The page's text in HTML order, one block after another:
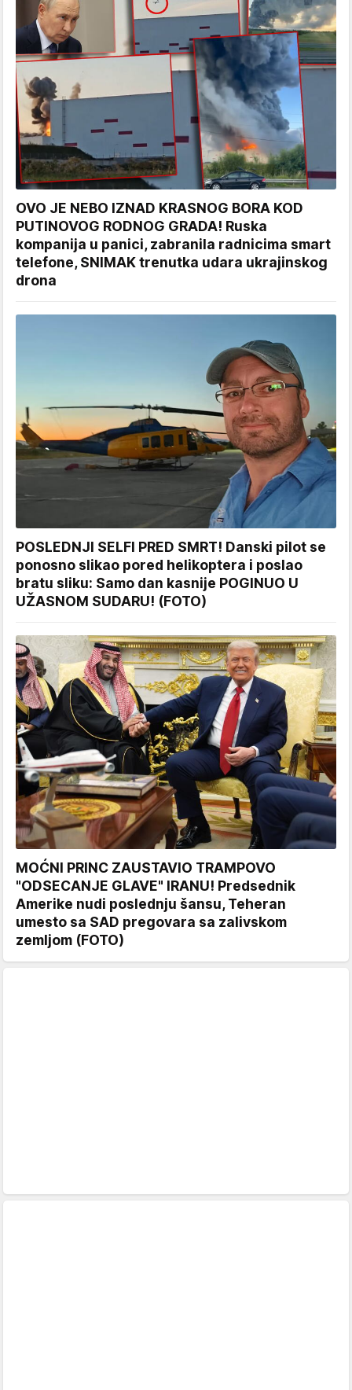
OVO JE NEBO IZNAD KRASNOG BORA KOD
PUTINOVOG RODNOG GRADA! Ruska
kompanija u panici, zabranila radnicima smart
telefone, SNIMAK trenutka udara ukrajinskog
drona
POSLEDNJI SELFI PRED SMRT! Danski pilot se
ponosno slikao pored helikoptera i poslao
bratu sliku: Samo dan kasnije POGINUO U
UŽASNOM SUDARU! (FOTO)
MOĆNI PRINC ZAUSTAVIO TRAMPOVO
"ODSECANJE GLAVE" IRANU! Predsednik
Amerike nudi poslednju šansu, Teheran
umesto sa SAD pregovara sa zalivskom
zemljom (FOTO)